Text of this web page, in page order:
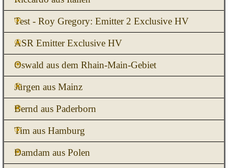
Test - Roy Gregory: Emitter 2 Exclusive HV
ASR Emitter Exclusive HV
Oswald aus dem Rhain-Main-Gebiet
Jürgen aus Mainz
Bernd aus Paderborn
Tim aus Hamburg
Damdam aus Polen